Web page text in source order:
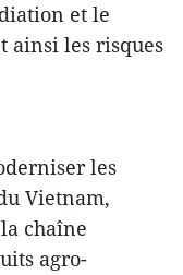
et le
ainsi les risques
les
Vietnam,
chaîne
agro-